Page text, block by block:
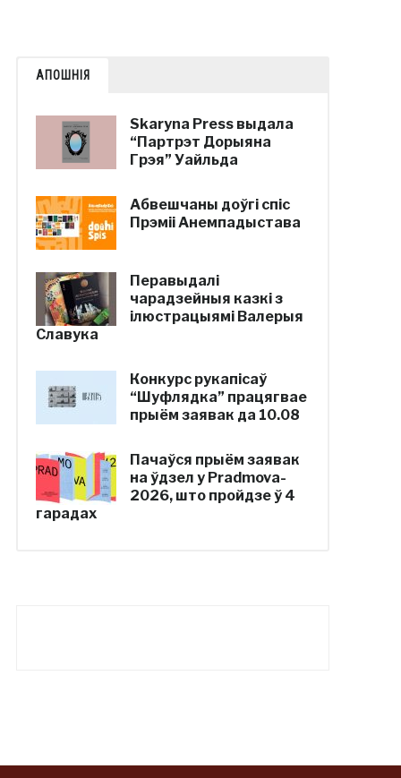
АПОШНІЯ
Skaryna Press выдала
“Партрэт Дорыяна
Грэя” Уайльда
Абвешчаны доўгі спіс
Прэміі Анемпадыстава
Перавыдалі
чарадзейныя казкі з
ілюстрацыямі Валерыя
Славука
Конкурс рукапісаў
“Шуфлядка” працягвае
прыём заявак да 10.08
Пачаўся прыём заявак
на ўдзел у Pradmova-
2026, што пройдзе ў 4
гарадах